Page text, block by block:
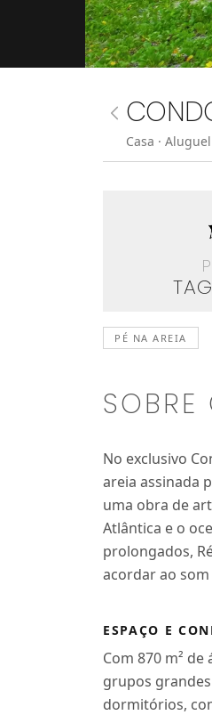
Casa ·
PÉ NA AREIA
No exclusivo
areia assinada
uma obra de
Atlântica e o
prolongados,
acordar ao som
ESPAÇO E
Com 870 m²
grupos
dormitórios,